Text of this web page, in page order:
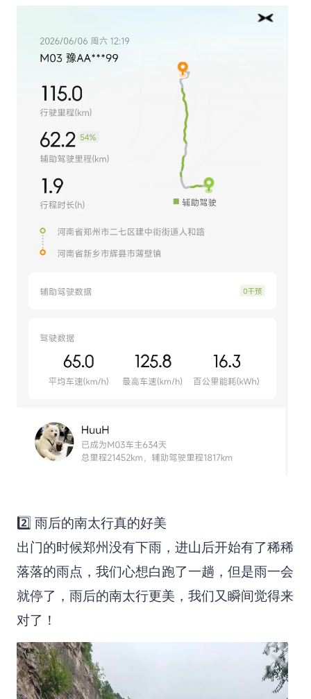
2️⃣ 雨后的南太行真的好美
出门的时候郑州没有下雨，进山后开始有了稀稀
落落的雨点，我们心想白跑了一趟，但是雨一会
就停了，雨后的南太行更美，我们又瞬间觉得来
对了！